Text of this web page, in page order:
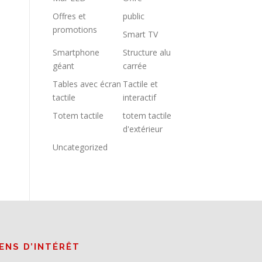
Offres et
promotions
public
Smart TV
Smartphone
géant
Structure alu
carrée
Tables avec écran
tactile
Tactile et
interactif
Totem tactile
totem tactile
d'extérieur
Uncategorized
D’INTÉRÊT